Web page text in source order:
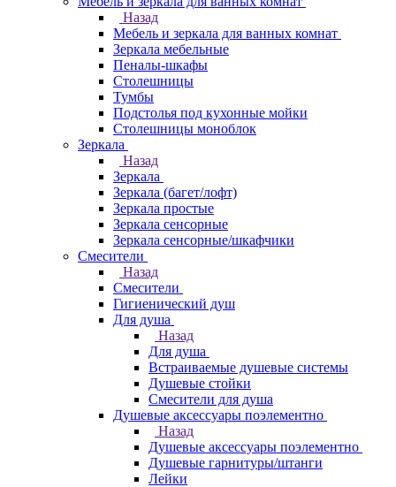
Назад
Мебель и зеркала для ванных комнат
Зеркала мебельные
Пеналы-шкафы
Столешницы
Тумбы
Подстолья под кухонные мойки
Столешницы моноблок
Зеркала
Назад
Зеркала
Зеркала (багет/лофт)
Зеркала простые
Зеркала сенсорные
Зеркала сенсорные/шкафчики
Смесители
Назад
Смесители
Гигиенический душ
Для душа
Назад
Для душа
Встраиваемые душевые системы
Душевые стойки
Смесители для душа
Душевые аксессуары поэлементно
Назад
Душевые аксессуары поэлементно
Душевые гарнитуры/штанги
Лейки